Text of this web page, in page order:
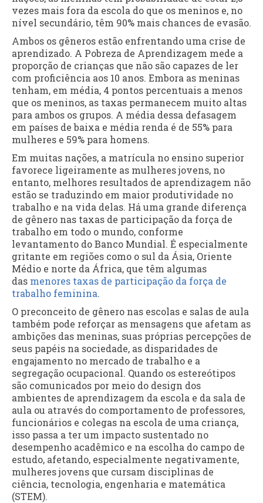
vezes mais fora da escola do que os meninos e, no
nível secundário, têm 90% mais chances de evasão.
Ambos os gêneros estão enfrentando uma crise de
aprendizado. A Pobreza de Aprendizagem mede a
proporção de crianças que não são capazes de ler
com proficiência aos 10 anos. Embora as meninas
tenham, em média, 4 pontos percentuais a menos
que os meninos, as taxas permanecem muito altas
para ambos os grupos. A média dessa defasagem
em países de baixa e média renda é de 55% para
mulheres e 59% para homens.
Em muitas nações, a matrícula no ensino superior
favorece ligeiramente as mulheres jovens, no
entanto, melhores resultados de aprendizagem não
estão se traduzindo em maior produtividade no
trabalho e na vida delas. Há uma grande diferença
de gênero nas taxas de participação da força de
trabalho em todo o mundo, conforme
levantamento do Banco Mundial. É especialmente
gritante em regiões como o sul da Ásia, Oriente
Médio e norte da África, que têm algumas
das menores taxas de participação da força de
trabalho feminina.
O preconceito de gênero nas escolas e salas de aula
também pode reforçar as mensagens que afetam as
ambições das meninas, suas próprias percepções de
seus papéis na sociedade, as disparidades de
engajamento no mercado de trabalho e a
segregação ocupacional. Quando os estereótipos
são comunicados por meio do design dos
ambientes de aprendizagem da escola e da sala de
aula ou através do comportamento de professores,
funcionários e colegas na escola de uma criança,
isso passa a ter um impacto sustentado no
desempenho acadêmico e na escolha do campo de
estudo, afetando, especialmente negativamente,
mulheres jovens que cursam disciplinas de
ciência, tecnologia, engenharia e matemática
(STEM).